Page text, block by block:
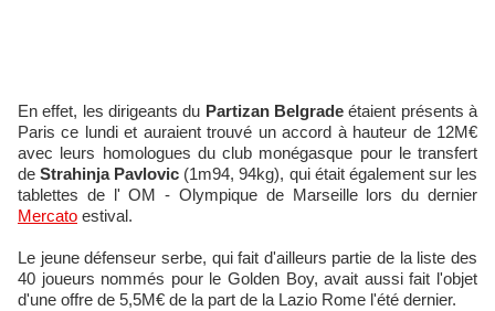
En effet, les dirigeants du Partizan Belgrade étaient présents à
Paris ce lundi et auraient trouvé un accord à hauteur de 12M€
avec leurs homologues du club monégasque pour le transfert
deStrahinja Pavlovic (1m94, 94kg), qui était également sur les
tablettes de l' OM - Olympique de Marseille lors du dernier
Mercato estival.
Le jeune défenseur serbe, qui fait d'ailleurs partie de la liste des
40 joueurs nommés pour le Golden Boy, avait aussi fait l'objet
d'une offre de 5,5M€ de la part de la Lazio Rome l'été dernier.